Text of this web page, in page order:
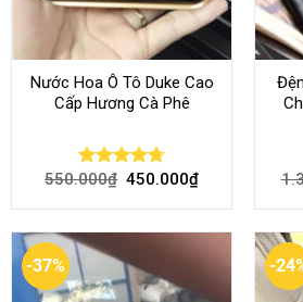
Nước Hoa Ô Tô Duke Cao
Cấp Hương Cà Phê
Rated4.70
550.000₫ 450.000₫
-37% -